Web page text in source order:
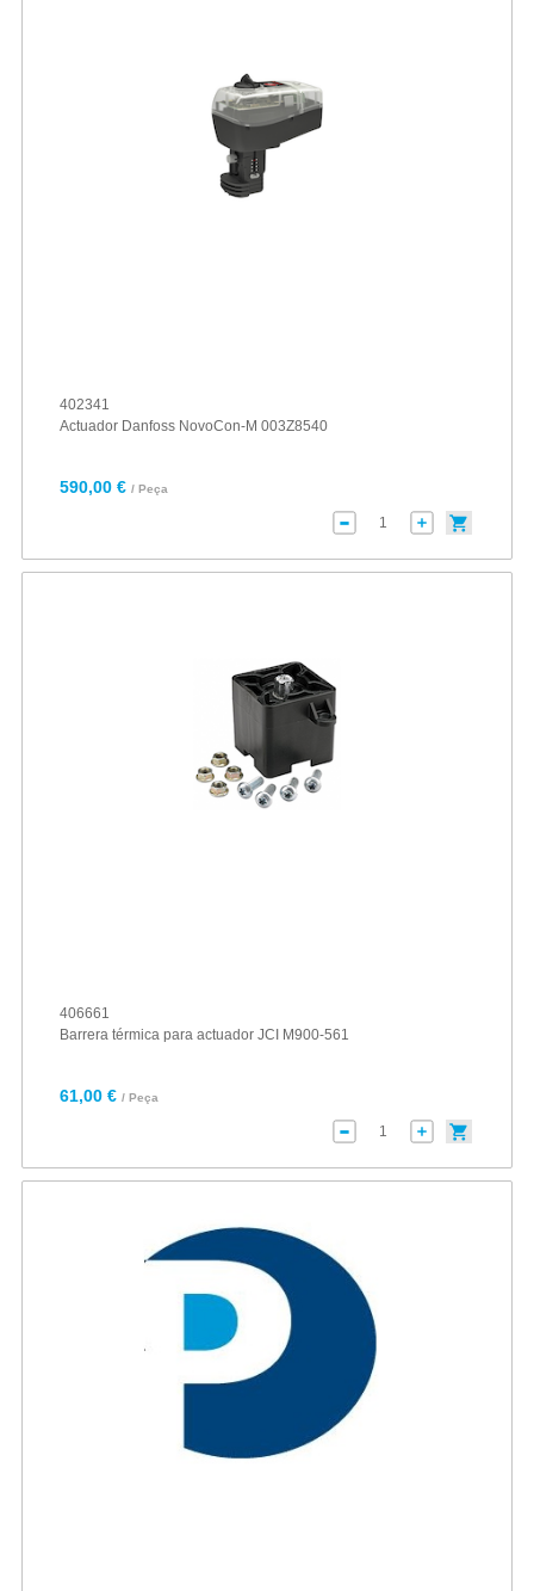
402341
Actuador Danfoss NovoCon-M 003Z8540
590,00 € / Peça
406661
Barrera térmica para actuador JCI M900-561
61,00 € / Peça